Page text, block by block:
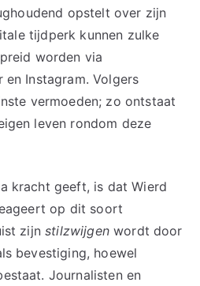
opstelt over zijn
tijdperk kunnen zulke
worden via
Instagram. Volgers
vermoeden; zo ontstaat
leven rondom deze
kracht geeft, is dat Wierd
op dit soort
zijnstilzwijgenwordt door
bevestiging, hoewel
Journalisten en